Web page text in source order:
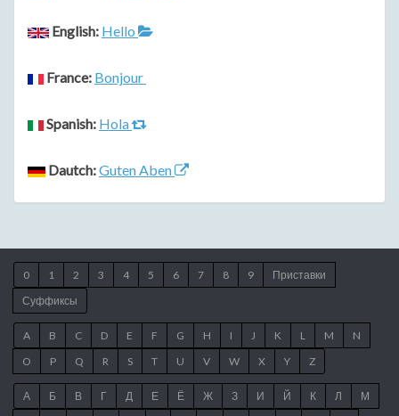
English: Hello
France: Bonjour
Spanish: Hola
Dautch:Guten Aben
0 1 2 3 4 5 6 7 8 9
Приставки
Суффиксы
A B C D E F G H I J K L M
N
O
P Q R S T U V W X Y Z
А Б В Г Д Е Ё Ж З И Й К Л
М